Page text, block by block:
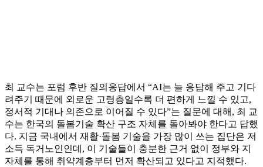
최 교수는 포럼 후반 질의응답에서 “AI는 늘 응답해 주고 기다
려주기 때문에 외로운 고령층일수록 더 편하게 느낄 수 있고,
정서적 기대나 의존으로 이어질 수 있다”는 질문에 대해, 최 교
수는 한국의 돌봄기술 확산 구조 자체를 돌아봐야 한다고 답했
다. 지금 국내에서 재활·돌봄 기술을 가장 많이 쓰는 집단은 저
소득 독거노인인데, 이 기술들이 충분한 근거 없이 정부와 지
자체를 통해 취약계층부터 먼저 확산되고 있다고 지적했다.